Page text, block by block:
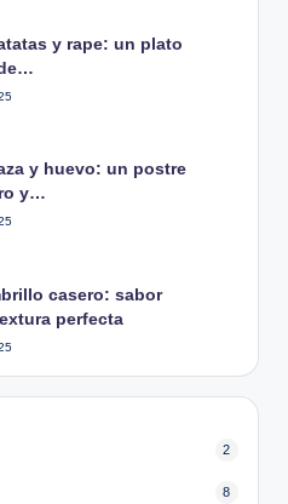
y rape: un plato
y huevo: un postre
y…
casero: sabor
perfecta
2
8